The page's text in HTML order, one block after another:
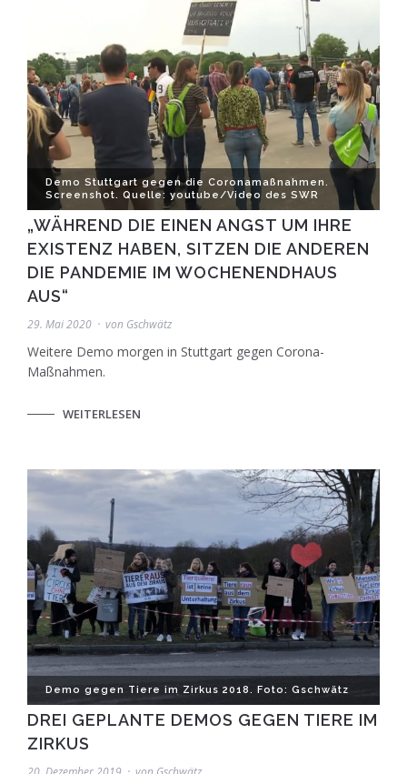
Demo Stuttgart gegen die Coronamaßnahmen.
Screenshot. Quelle: youtube/Video des SWR
„WÄHREND DIE EINEN ANGST UM IHRE
EXISTENZ HABEN, SITZEN DIE ANDEREN
DIE PANDEMIE IM WOCHENENDHAUS
AUS“
29. Mai 2020 von Gschwätz
Weitere Demo morgen in Stuttgart gegen Corona-
Maßnahmen.
WEITERLESEN
Demo gegen Tiere im Zirkus 2018. Foto: Gschwätz
DREI GEPLANTE DEMOS GEGEN TIERE IM
ZIRKUS